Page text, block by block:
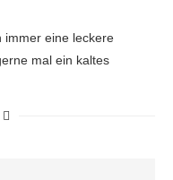
immer eine leckere
mal ein kaltes